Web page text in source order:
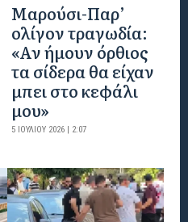
Μαρούσι-Παρ’
ολίγον τραγωδία:
«Αν ήμουν όρθιος
τα σίδερα θα είχαν
μπει στο κεφάλι
μου»
5 ΙΟΥΛΊΟΥ 2026 | 2:07